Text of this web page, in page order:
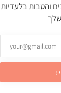
והטבות בלעדיות